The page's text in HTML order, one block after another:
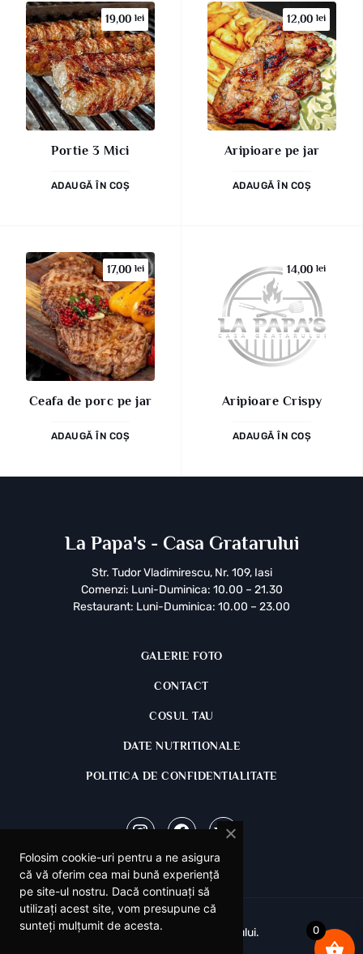
19,00lei
Portie 3 Mici
ADAUGĂ ÎN COȘ
12,00lei
Aripioare pe jar
ADAUGĂ ÎN COȘ
17,00lei
Ceafa de porc pe jar
ADAUGĂ ÎN COȘ
14,00lei
Aripioare Crispy
ADAUGĂ ÎN COȘ
La Papa's - Casa Gratarului
Str. Tudor Vladimirescu, Nr. 109, Iasi
Comenzi: Luni-Duminica: 10.00 – 21.30
Restaurant: Luni-Duminica: 10.00 – 23.00
GALERIE FOTO
CONTACT
COSUL TAU
DATE NUTRITIONALE
POLITICA DE CONFIDENTIALITATE
FacebookTripadvisor
© La Papa's - Casa Gratarului.
0
Folosim cookie-uri pentru a ne asigura
că vă oferim cea mai bună experiență
pe site-ul nostru. Dacă continuați să
utilizați acest site, vom presupune că
sunteți mulțumit de acesta.